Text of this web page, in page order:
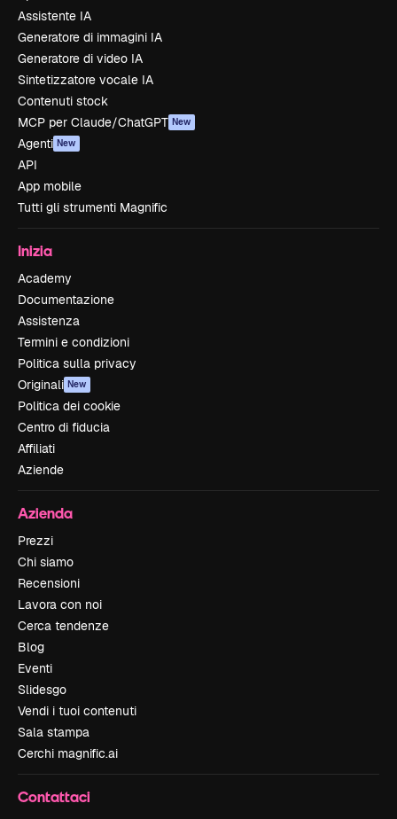
Assistente IA
Generatore di immagini IA
Generatore di video IA
Sintetizzatore vocale IA
Contenuti stock
MCP per Claude/ChatGPT New
Agenti New
API
App mobile
Tutti gli strumenti Magnific
Inizia
Academy
Documentazione
Assistenza
Termini e condizioni
Politica sulla privacy
Originali New
Politica dei cookie
Centro di fiducia
Affiliati
Aziende
Azienda
Prezzi
Chi siamo
Recensioni
Lavora con noi
Cerca tendenze
Blog
Eventi
Slidesgo
Vendi i tuoi contenuti
Sala stampa
Cerchi magnific.ai
Contattaci